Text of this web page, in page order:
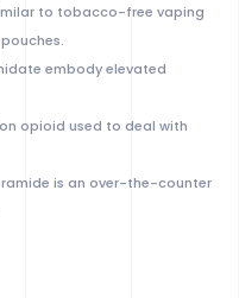
to tobacco-free vaping
embody elevated
opioid used to deal with
is an over-the-counter